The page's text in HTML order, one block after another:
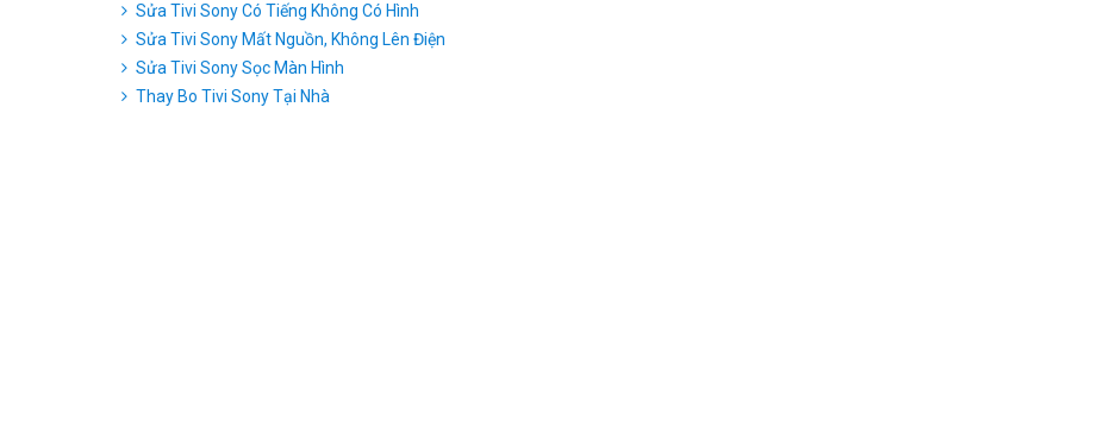
Sửa Tivi Sony Có Tiếng Không Có Hình
Sửa Tivi Sony Mất Nguồn, Không Lên Điện
Sửa Tivi Sony Sọc Màn Hình
Thay Bo Tivi Sony Tại Nhà